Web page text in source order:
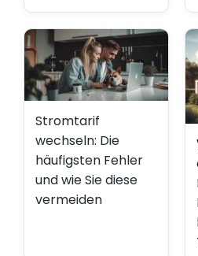
Stromtarif
wechseln: Die
häufigsten Fehler
und wie Sie diese
vermeiden